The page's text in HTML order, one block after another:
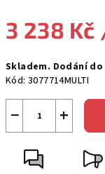
3 238 Kč
cena:
Skladem. Dodání
Kód: 3077714MULTI
+
−